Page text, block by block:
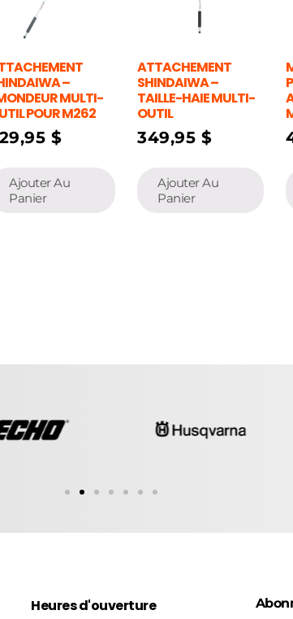
–
MULTI-
POUR M262
$
Ajouter Au
Panier
ATTACHEMENT
SHINDAIWA –
TAILLE-HAIE MULTI-
OUTIL
349,95$
Ajouter Au
Panier
Heures d'ouverture